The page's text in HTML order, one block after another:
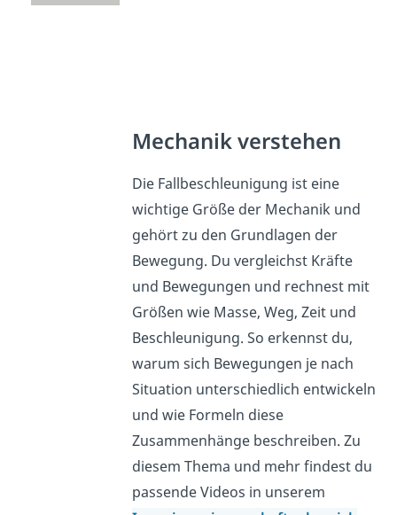
Mechanik verstehen
Die Fallbeschleunigung ist eine
wichtige Größe der Mechanik und
gehört zu den Grundlagen der
Bewegung. Du vergleichst Kräfte
und Bewegungen und rechnest mit
Größen wie Masse, Weg, Zeit und
Beschleunigung. So erkennst du,
warum sich Bewegungen je nach
Situation unterschiedlich entwickeln
und wie Formeln diese
Zusammenhänge beschreiben. Zu
diesem Thema und mehr findest du
passende Videos in unserem